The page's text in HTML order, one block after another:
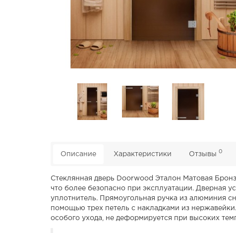
Описание Характеристики Отзывы 0
Стеклянная дверь Doorwood Эталон Матовая
что более безопасно при эксплуатации. Дверная
уплотнитель. Прямоугольная ручка из алюминия
помощью трех петель с накладками из
особого ухода, не деформируется при высоких